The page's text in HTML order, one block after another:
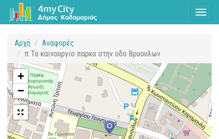
Αρχή
Αναφορές
π Το καινουργιο παρκο στην οδο Βρυουλων
+
−